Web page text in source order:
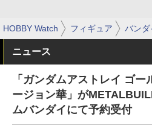
HOBBY Watch フィギュア バンダ
ニュース
「ガンダムアストレイ ゴ
ージョン華」が
ムバンダイにて予約受付